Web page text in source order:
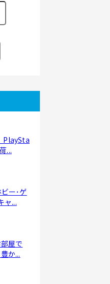
PlaySta
...
ー･ゲ
ャ...
屋で
か...